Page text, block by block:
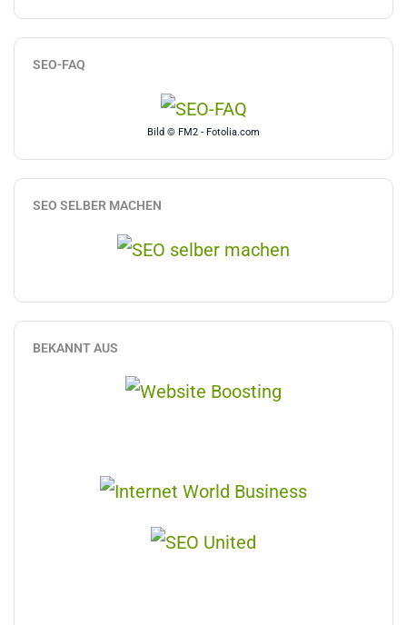
SEO-FAQ
Bild © FM2 - Fotolia.com
SEO SELBER MACHEN
BEKANNT AUS